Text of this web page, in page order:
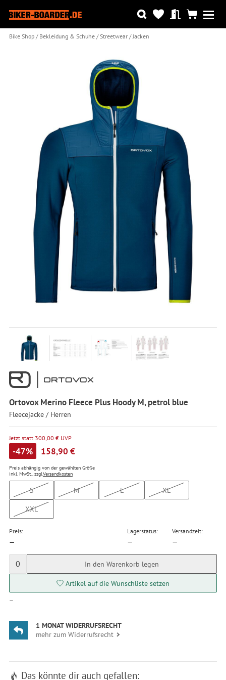
Bike Shop Bekleidung & Schuhe Streetwear Jacken
Ortovox Merino Fleece Plus Hoody M, petrol blue
Fleecejacke / Herren
Jetzt statt 300,00 € UVP
-47% 158,90 €
Preis abhängig von der gewählten Größe
inkl. MwSt., zzgl.Versandkosten
S M L
XL
XXL
Preis:
—
Lagerstatus:
—
Versandzeit:
—
0 In den Warenkorb legen
Artikel auf die Wunschliste setzen
—
1 MONAT WIDERRUFSRECHT
mehr zum Widerrufsrecht
Das könnte dir auch gefallen: